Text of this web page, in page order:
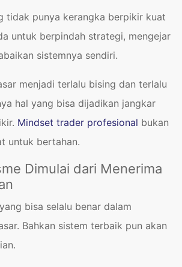
tidak punya kerangka berpikir kuat
untuk berpindah strategi, mengejar
sistemnya sendiri.
menjadi terlalu bising dan terlalu
hal yang bisa dijadikan jangkar
Mindset trader profesional bukan
untuk bertahan.
Dimulai dari Menerima
bisa selalu benar dalam
Bahkan sistem terbaik pun akan